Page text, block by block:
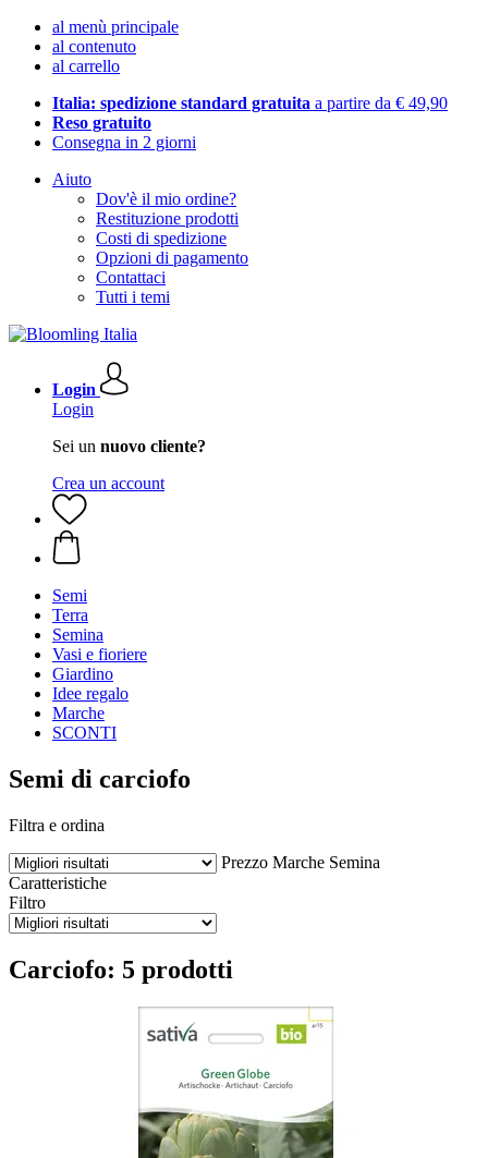
al menù principale
al contenuto
al carrello
Italia: spedizione standard gratuita a partire da € 49,90
Reso gratuito
Consegna in 2 giorni
Aiuto
Dov'è il mio ordine?
Restituzione prodotti
Costi di spedizione
Opzioni di pagamento
Contattaci
Tutti i temi
Login
Login
Sei un nuovo cliente?
Crea un account
Semi
Terra
Semina
Vasi e fioriere
Giardino
Idee regalo
Marche
SCONTI
Semi di carciofo
Filtra e ordina
Prezzo Marche Semina
Caratteristiche
Filtro
Carciofo: 5 prodotti